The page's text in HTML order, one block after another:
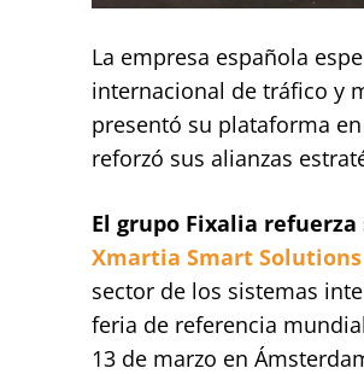
La empresa española
internacional de tráfico y
presentó su plataforma
reforzó sus alianzas
El grupo Fixalia
Xmartia Smart Solutions
sector de los sistemas
feria de referencia
13 de marzo en